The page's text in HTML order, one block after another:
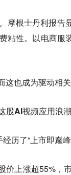
摩根士丹利报告
粘性。以电商服
也成为驱动相
AI视频应用浪潮
历了“上市即巅峰
价上涨超55%，